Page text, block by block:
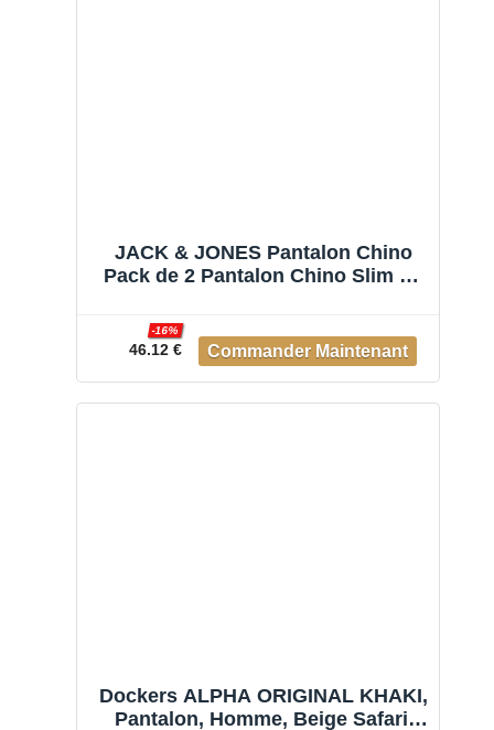
JACK & JONES Pantalon Chino
Pack de 2 Pantalon Chino Slim Fit
46.12 €
-16%
Dockers ALPHA ORIGINAL KHAKI,
Pantalon, Homme, Beige Safari,